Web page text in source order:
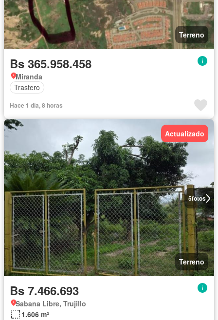
Terreno
Bs 365.958.458
Miranda
Trastero
Hace 1 día, 8 horas
5fotos
Actualizado
Terreno
Bs 7.466.693
Sabana Libre, Trujillo
1.606 m²